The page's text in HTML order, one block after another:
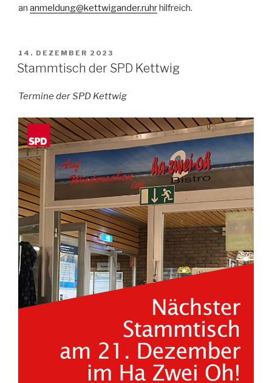
an anmeldung@kettwigander.ruhrhilfreich.
VERÖFFENTLICHT
AM
14. DEZEMBER 2023
Stammtisch der SPD Kettwig
Termine der SPD Kettwig